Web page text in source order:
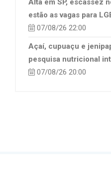
Alta em SP, escassez
estão as vagas para
07/08/26 22:00
Açaí, cupuaçu e
pesquisa nutricional
07/08/26 20:00